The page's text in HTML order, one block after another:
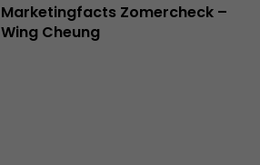
Marketingfacts Zomercheck –
Wing Cheung